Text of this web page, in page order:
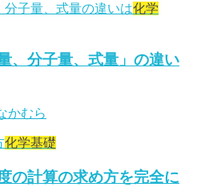
化学
、分子量、式量」の違い
かむら
化学基礎
の計算の求め方を完全に